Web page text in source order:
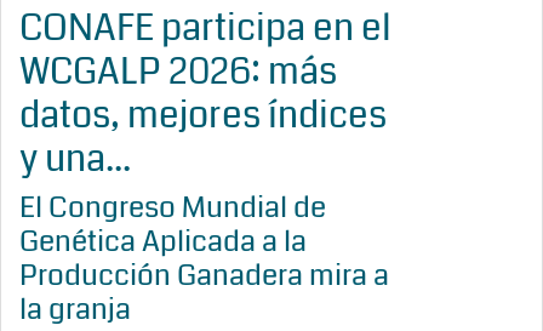
CONAFE participa en el
WCGALP 2026: más
datos, mejores índices
y una...
El Congreso Mundial de
Genética Aplicada a la
Producción Ganadera mira a
la granja